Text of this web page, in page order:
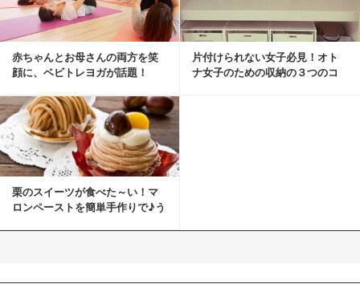
赤ちゃんとお母さんの両方を笑
顔に、ベビトレヨガが話題！
片付けられない女子必見！オト
ナ女子のための収納の３つのコ
栗のスイーツが食べた～い！マ
ロンペーストを簡単手作りで♪う